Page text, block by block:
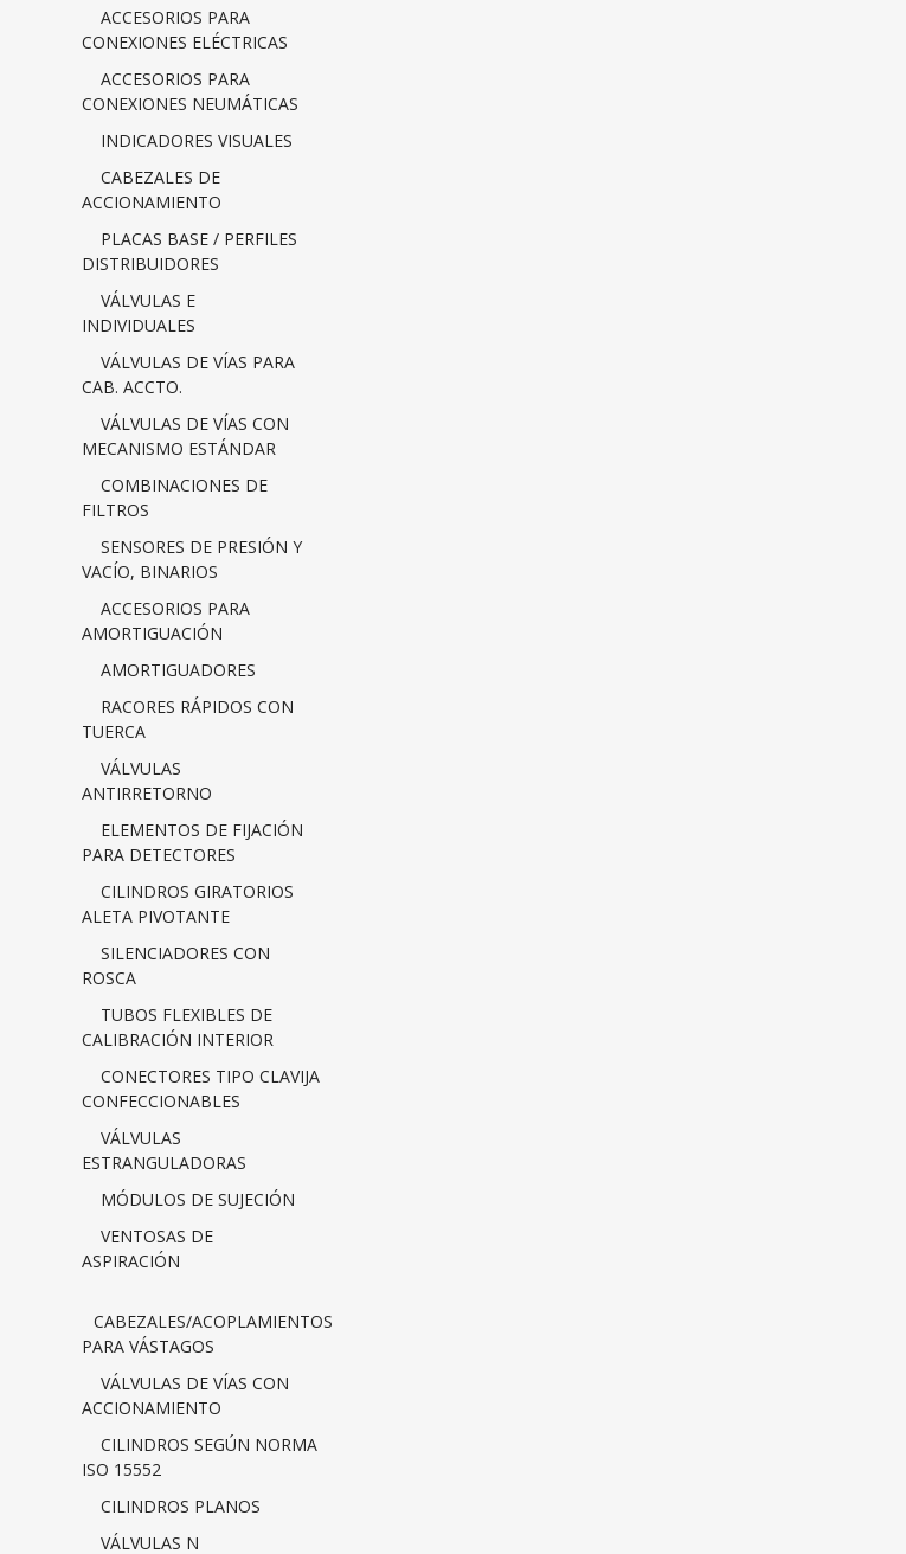
ACCESORIOS PARA
CONEXIONES ELÉCTRICAS
ACCESORIOS PARA
CONEXIONES NEUMÁTICAS
INDICADORES VISUALES
CABEZALES DE
ACCIONAMIENTO
PLACAS BASE / PERFILES
DISTRIBUIDORES
VÁLVULAS E
INDIVIDUALES
VÁLVULAS DE VÍAS PARA
CAB. ACCTO.
VÁLVULAS DE VÍAS CON
MECANISMO ESTÁNDAR
COMBINACIONES DE
FILTROS
SENSORES DE PRESIÓN Y
VACÍO, BINARIOS
ACCESORIOS PARA
AMORTIGUACIÓN
AMORTIGUADORES
RACORES RÁPIDOS CON
TUERCA
VÁLVULAS
ANTIRRETORNO
ELEMENTOS DE FIJACIÓN
PARA DETECTORES
CILINDROS GIRATORIOS
ALETA PIVOTANTE
SILENCIADORES CON
ROSCA
TUBOS FLEXIBLES DE
CALIBRACIÓN INTERIOR
CONECTORES TIPO CLAVIJA
CONFECCIONABLES
VÁLVULAS
ESTRANGULADORAS
MÓDULOS DE SUJECIÓN
VENTOSAS DE
ASPIRACIÓN
CABEZALES/ACOPLAMIENTOS
PARA VÁSTAGOS
VÁLVULAS DE VÍAS CON
ACCIONAMIENTO
CILINDROS SEGÚN NORMA
ISO 15552
CILINDROS PLANOS
VÁLVULAS N